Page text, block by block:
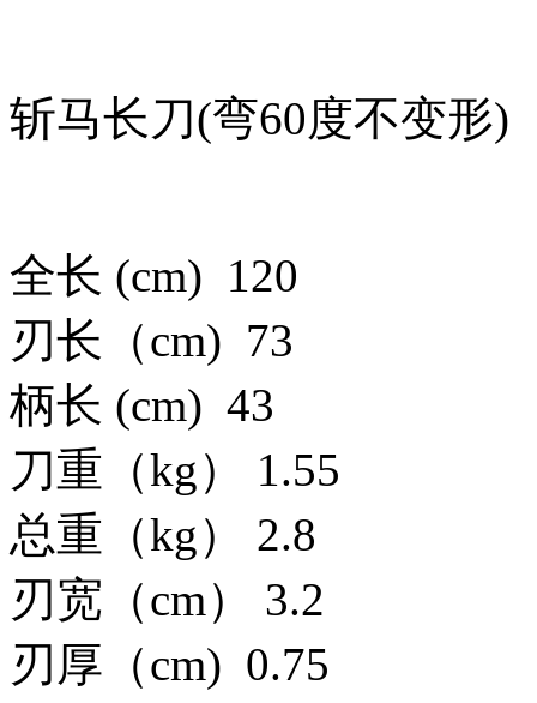
斩马长刀(弯60度不变形)
全长 (cm) 120
刃长（cm) 73
柄长 (cm) 43
刀重（kg） 1.55
总重（kg） 2.8
刃宽（cm） 3.2
刃厚（cm) 0.75